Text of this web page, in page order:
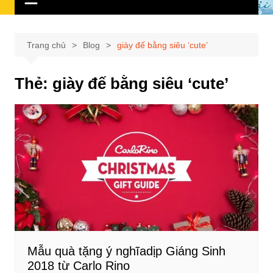
Trang chủ Blog giày đế bằng siêu ‘cute’
Thẻ: giày đế bằng siêu ‘cute’
Mẫu quà tặng ý nghĩadịp Giáng Sinh
2018 từ Carlo Rino